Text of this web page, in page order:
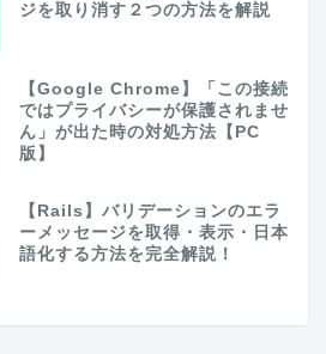
ジを取り消す２つの方法を解説
【Google Chrome】「この接続
ではプライバシーが保護されませ
ん」が出た時の対処方法【PC
版】
【Rails】バリデーションのエラ
ーメッセージを取得・表示・日本
語化する方法を完全解説！